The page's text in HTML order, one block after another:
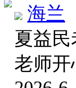
海兰
夏益
老师